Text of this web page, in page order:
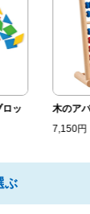
ッ
木のア
7,150円
ぶ